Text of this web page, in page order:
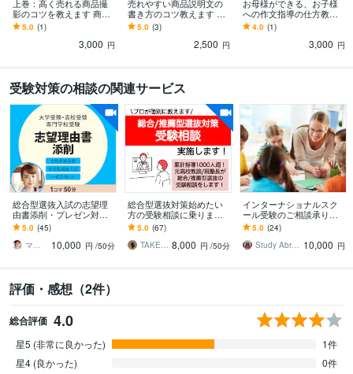
上巻：高く売れる商品撮
影のコツを教えます 商品
画像を変えるだけで、売
れる値段が変わる！ 画像
5.0 (1)
3,000 円
売れやすい商品説明文の
書き方のコツ教えます 約9
000字！心理学も使った商
品文の書き方ひとつで変
5.0 (3)
2,500 円
お母様ができる、お子様
への作文指導の仕方教え
ます 入試に必要なのに、
作文が苦手なお子様に困
っているお母様へ！
4.0 (1)
3,000 円
受験対策の相談の関連サービス
総合型選抜入試の志望理
由書添削・プレゼン対策
します 合格実績多数！指
導歴26年トップ講師が合
格ラインに仕上げます
5.0 (45)
マキ先生 大学受験指導歴26年プロ講師
10,000 円 /50分
総合型選抜対策始めたい
方の受験相談に乗ります
進路指導1000人超！慶應
出身の対策塾長/元高校教
員が指導
5.0 (67)
TAKESHI【総推塾長・元高校教員】 8,000 円 /50分
インターナショナルスク
ール受験のご相談承りま
す お子様のインター、ボ
ーディング、帰国子女受
験がご心配な方へ
5.0 (24)
Study Abroad 10,000 円
評価・感想（2件）
総合評価 4.0
星5 (非常に良かった)
1件
星4 (良かった)
0件